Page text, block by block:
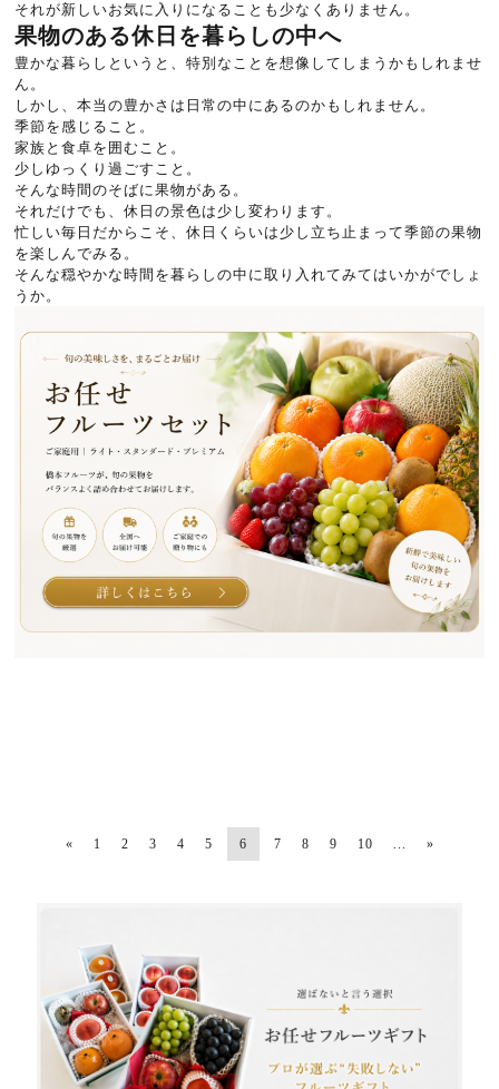
それが新しいお気に入りになることも少なくありません。
果物のある休日を暮らしの中へ
豊かな暮らしというと、特別なことを想像してしまうかもしれませ
ん。
しかし、本当の豊かさは日常の中にあるのかもしれません。
季節を感じること。
家族と食卓を囲むこと。
少しゆっくり過ごすこと。
そんな時間のそばに果物がある。
それだけでも、休日の景色は少し変わります。
忙しい毎日だからこそ、休日くらいは少し立ち止まって季節の果物
を楽しんでみる。
そんな穏やかな時間を暮らしの中に取り入れてみてはいかがでしょ
うか。
« 1 2 3 4 5 6 7 8 9 10 ... »